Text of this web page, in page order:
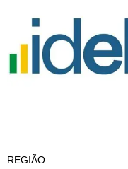
REGIÃO